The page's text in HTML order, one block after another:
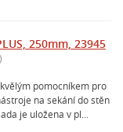
250mm, 23945
pomocníkem pro
na sekání do stěn
je uložena v pl...